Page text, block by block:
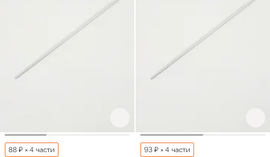
88 ₽ × 4 части 93 ₽ × 4 части